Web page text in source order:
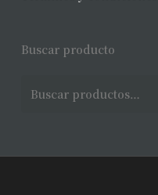
Buscar producto